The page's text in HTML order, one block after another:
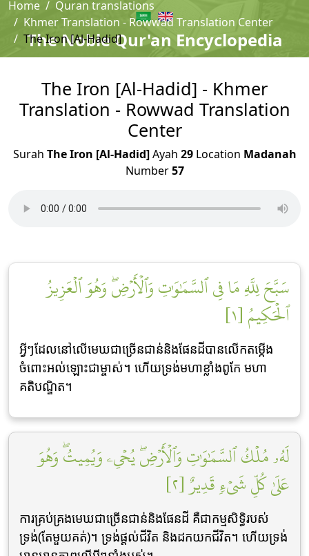
The Noble Qur'an Encyclopedia
Home
Quran translations
Khmer Translation - Rowwad Translation Center
The Iron [Al-Hadid]
The Iron [Al-Hadid] - Khmer
Translation - Rowwad Translation
Center
Surah The Iron [Al-Hadid]Ayah 29Location Madanah
Number57
سَبَّحَ لِلَّهِ مَا فِي ٱلسَّمَٰوَٰتِ وَٱلۡأَرۡضِۖ وَهُوَ ٱلۡعَزِيزُ
ٱلۡحَكِيمُ [١]
អ្វីៗដែលនៅលើមេឃជាច្រើនជាន់និងផែនដីបានលើកតម្កើង
ចំពោះអល់ឡោះជាម្ចាស់។ ហើយទ្រង់មហាខ្លាំងពូកែ មហា
គតិបណ្ឌិត។
لَهُۥ مُلۡكُ ٱلسَّمَٰوَٰتِ وَٱلۡأَرۡضِۖ يُحۡيِۦ وَيُمِيتُۖ وَهُوَ
عَلَىٰ كُلِّ شَيۡءٖ قَدِيرٌ [٢]
ការគ្រប់គ្រងមេឃជាច្រើនជាន់និងផែនដី គឺជាកម្មសិទ្ធិរបស់
ទ្រង់(តែមួយគត់)។ ទ្រង់ផ្តល់ជីវិត និងដកយកជីវិត។ ហើយទ្រង់